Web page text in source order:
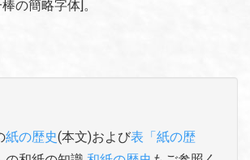
の簡略字体]。
紙の歴史(本文)および表「紙の歴